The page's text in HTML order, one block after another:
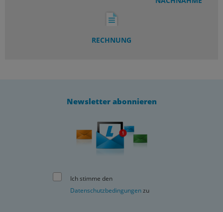
RECHNUNG
Newsletter abonnieren
Ich stimme den
Datenschutzbedingungenzu